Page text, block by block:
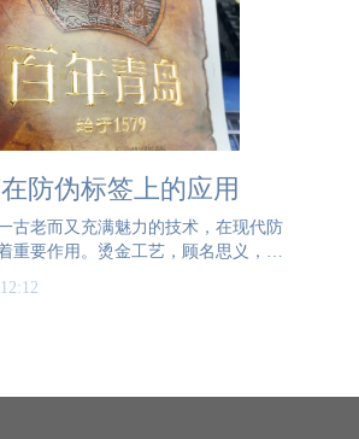
防伪标签上的应用
古老而又充满魅力的技术，在现代防
重要作用。烫金工艺，顾名思义，就
或图案通过高温压印的方式，使其表
箔，从而呈现出金色或其他金属色